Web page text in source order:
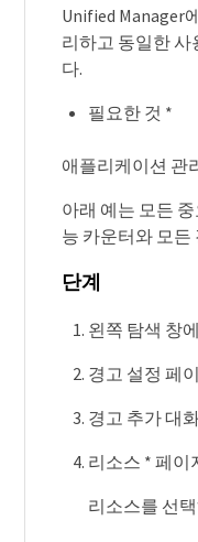
Unified Manager
리하고 동일한
다.
필요한 것 *
애플리케이션 관
아래 예는 모든
능 카운터와 모든
단계
왼쪽 탐색 창
경고 설정 페
경고 추가 대
리소스 * 페이
리소스를 선